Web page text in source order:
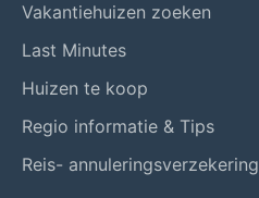
Vakantiehuizen zoeken
Last Minutes
Huizen te koop
Regio informatie & Tips
Reis- annuleringsverzekering